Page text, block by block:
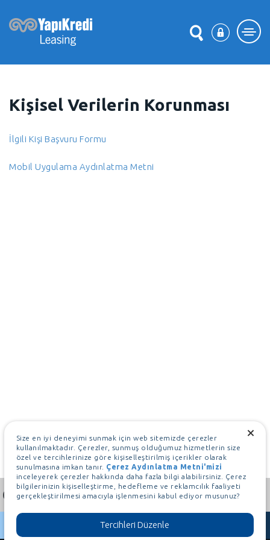
Kişisel Verilerin Korunması
İlgili Kişi Başvuru Formu
Mobil Uygulama Aydınlatma Metni
0 212 339 90 00
Size en iyi deneyimi sunmak için web sitemizde çerezler
kullanılmaktadır. Çerezler, sunmuş olduğumuz hizmetlerin size
özel ve tercihlerinize göre kişiselleştirilmiş içerikler olarak
sunulmasına imkan tanır. Çerez Aydınlatma Metni'mizi
inceleyerek çerezler hakkında daha fazla bilgi alabilirsiniz. Çerez
bilgilerinizin kişiselleştirme, hedefleme ve reklamcılık faaliyeti
gerçekleştirilmesi amacıyla işlenmesini kabul ediyor musunuz?
Tercihleri Düzenle